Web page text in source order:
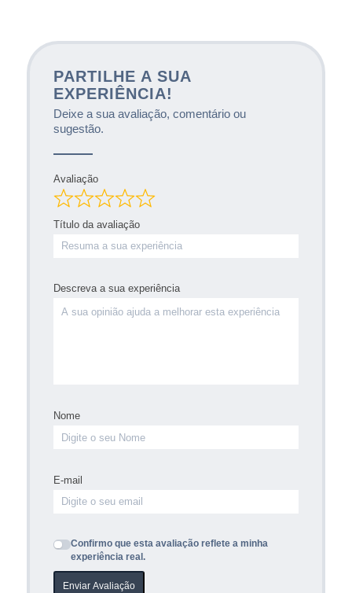
PARTILHE A SUA
EXPERIÊNCIA!
Deixe a sua avaliação, comentário ou
sugestão.
Avaliação
Título da avaliação
Descreva a sua experiência
Nome
E-mail
Confirmo que esta avaliação reflete a minha
experiência real.
Enviar Avaliação